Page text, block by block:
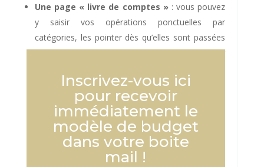
Une page « livre de comptes »: vous pouvez
y saisir vos opérations ponctuelles par
catégories, les pointer dès qu’elles sont passées
sur votre compte bancaire et le total par
page budget.Inscrivez-vous ici
pour recevoir
immédiatement le
modèle de budget
dans votre boite
mail !